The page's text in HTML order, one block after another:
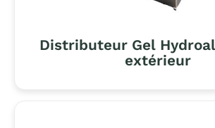
Distributeur Gel
extérieur